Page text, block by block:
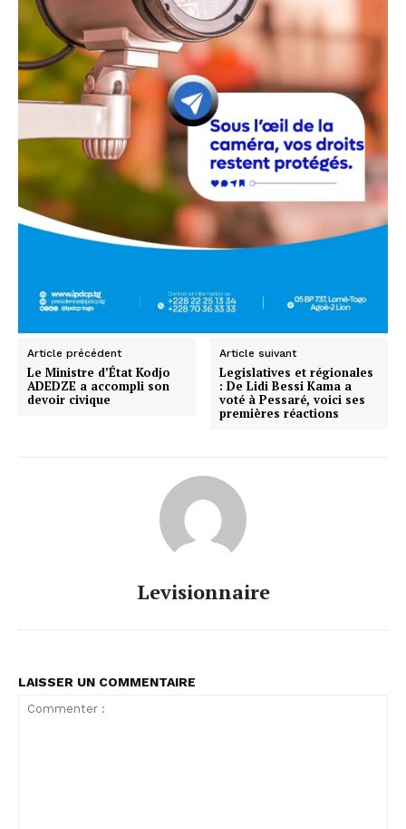
Article précédent
Le Ministre d’État Kodjo
ADEDZE a accompli son
devoir civique
Article suivant
Legislatives et régionales
: De Lidi Bessi Kama a
voté à Pessaré, voici ses
premières réactions
Levisionnaire
LAISSER UN COMMENTAIRE